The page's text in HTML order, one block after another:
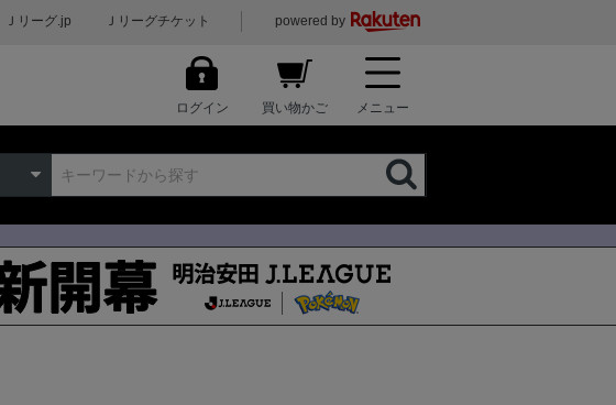
Ｊリーグ.jp Ｊリーグチケット powered by
ログイン 買い物かご メニュー